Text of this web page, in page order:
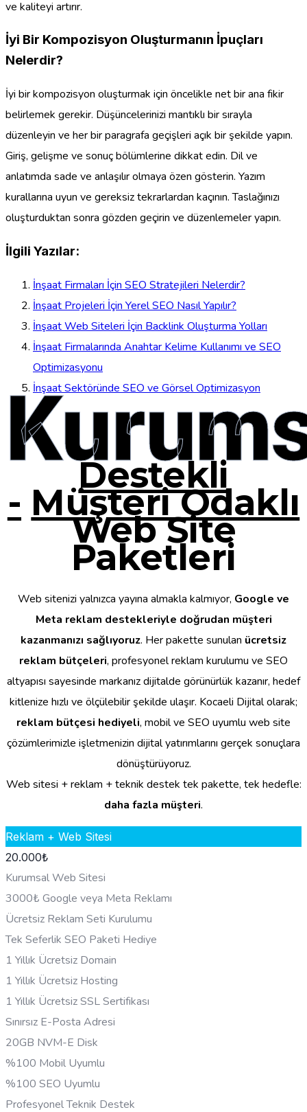
ve kaliteyi artırır.
İyi Bir Kompozisyon Oluşturmanın İpuçları
Nelerdir?
İyi bir kompozisyon oluşturmak için öncelikle net bir ana fikir
belirlemek gerekir. Düşüncelerinizi mantıklı bir sırayla
düzenleyin ve her bir paragrafa geçişleri açık bir şekilde yapın.
Giriş, gelişme ve sonuç bölümlerine dikkat edin. Dil ve
anlatımda sade ve anlaşılır olmaya özen gösterin. Yazım
kurallarına uyun ve gereksiz tekrarlardan kaçının. Taslağınızı
oluşturduktan sonra gözden geçirin ve düzenlemeler yapın.
İlgili Yazılar:
İnşaat Firmaları İçin SEO Stratejileri Nelerdir?
İnşaat Projeleri İçin Yerel SEO Nasıl Yapılır?
İnşaat Web Siteleri İçin Backlink Oluşturma Yolları
İnşaat Firmalarında Anahtar Kelime Kullanımı ve SEO
Optimizasyonu
İnşaat Sektöründe SEO ve Görsel Optimizasyon
Destekli
- Müşteri Odaklı
Web Site
Paketleri
Web sitenizi yalnızca yayına almakla kalmıyor, Google ve
Meta reklam destekleriyle doğrudan müşteri
kazanmanızı sağlıyoruz. Her pakette sunulan ücretsiz
reklam bütçeleri, profesyonel reklam kurulumu ve SEO
altyapısı sayesinde markanız dijitalde görünürlük kazanır, hedef
kitlenize hızlı ve ölçülebilir şekilde ulaşır. Kocaeli Dijital olarak;
reklam bütçesi hediyeli, mobil ve SEO uyumlu web site
çözümlerimizle işletmenizin dijital yatırımlarını gerçek sonuçlara
dönüştürüyoruz.
Web sitesi + reklam + teknik destek tek pakette, tek hedefle:
daha fazla müşteri.
Reklam + Web Sitesi
20.000₺
Kurumsal Web Sitesi
3000₺ Google veya Meta Reklamı
Ücretsiz Reklam Seti Kurulumu
Tek Seferlik SEO Paketi Hediye
1 Yıllık Ücretsiz Domain
1 Yıllık Ücretsiz Hosting
1 Yıllık Ücretsiz SSL Sertifikası
Sınırsız E-Posta Adresi
20GB NVM-E Disk
%100 Mobil Uyumlu
%100 SEO Uyumlu
Profesyonel Teknik Destek